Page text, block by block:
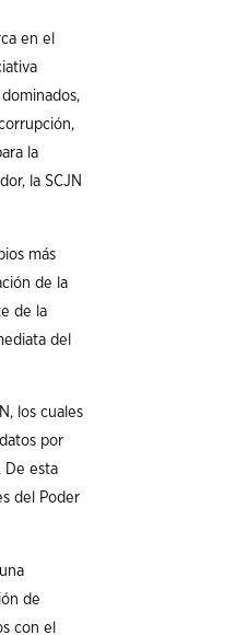
en el
la
la SCJN
más
de la
de la
del
los cuales
por
De esta
del Poder
de
con el